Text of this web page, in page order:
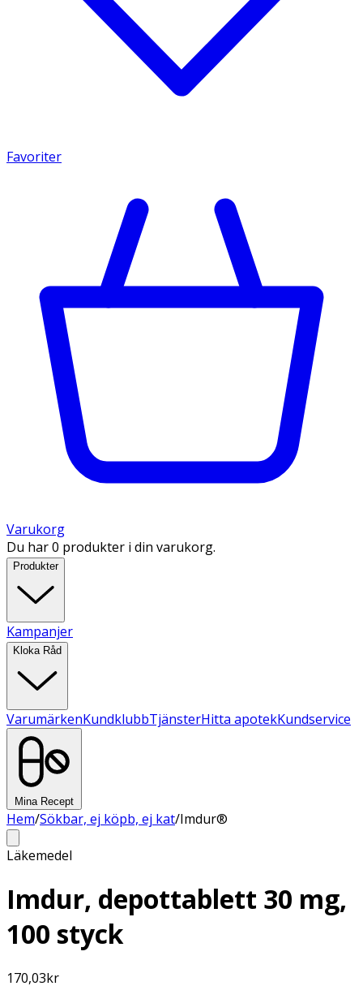
Favoriter
Varukorg
Du har 0 produkter i din varukorg.
Produkter
Kampanjer
Kloka Råd
VarumärkenKundklubbTjänsterHitta apotekKundservice
Mina Recept
Hem/Sökbar, ej köpb, ej kat/Imdur®
Läkemedel
Imdur, depottablett 30 mg,
100 styck
170,03kr